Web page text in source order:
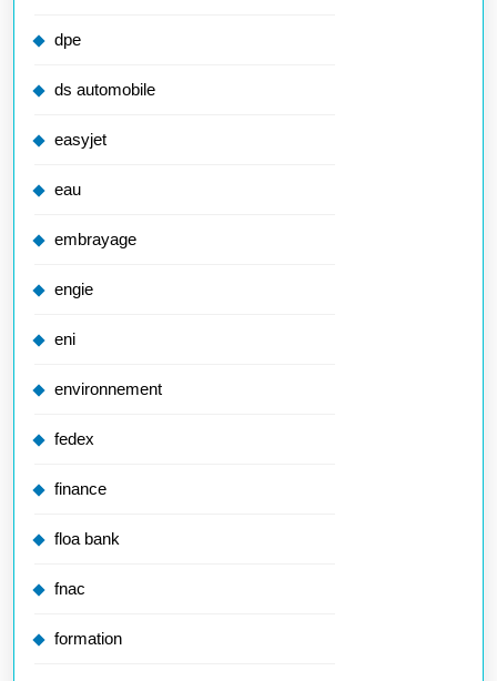
dpe
ds automobile
easyjet
eau
embrayage
engie
eni
environnement
fedex
finance
floa bank
fnac
formation